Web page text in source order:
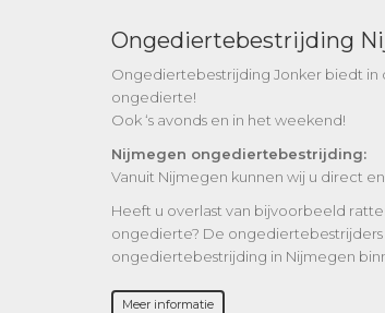
Ongediertebestrijding
Ongediertebestrijding Jonker biedt in
ongedierte!
Ook ‘s avonds en in het weekend!
Nijmegen ongediertebestrijding:
Vanuit Nijmegen kunnen wij u direct
Heeft u overlast van bijvoorbeeld
ongedierte? De
ongediertebestrijding in Nijmegen
Meer informatie